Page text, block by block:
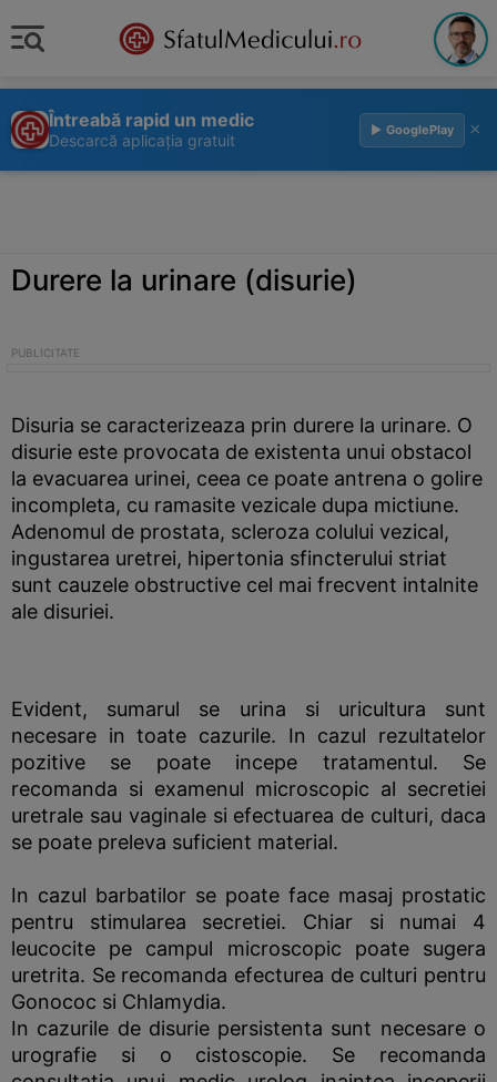
Întreabă rapid un medic
Descarcă aplicația gratuit
▶ GooglePlay ×
Durere la urinare (disurie)
Disuria se caracterizeaza prin durere la urinare. O
disurie este provocata de existenta unui obstacol
la evacuarea urinei, ceea ce poate antrena o golire
incompleta, cu ramasite vezicale dupa mictiune.
Adenomul de prostata, scleroza colului vezical,
ingustarea uretrei, hipertonia sfincterului striat
sunt cauzele obstructive cel mai frecvent intalnite
ale disuriei.
Evident, sumarul se urina si uricultura sunt
necesare in toate cazurile. In cazul rezultatelor
pozitive se poate incepe tratamentul. Se
recomanda si examenul microscopic al secretiei
uretrale sau vaginale si efectuarea de culturi, daca
se poate preleva suficient material.
In cazul barbatilor se poate face masaj prostatic
pentru stimularea secretiei. Chiar si numai 4
leucocite pe campul microscopic poate sugera
uretrita. Se recomanda efecturea de culturi pentru
Gonococ si Chlamydia.
In cazurile de disurie persistenta sunt necesare o
urografie si o cistoscopie. Se recomanda